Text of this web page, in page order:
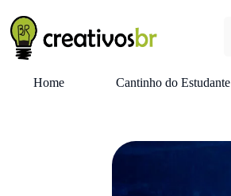
Home Cantinho do Estudante